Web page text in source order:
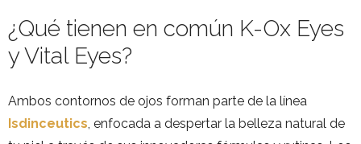
¿Qué tienen en común K-Ox Eyes
y Vital Eyes?
Ambos contornos de ojos forman parte de la línea
Isdinceutics, enfocada a despertar la belleza natural de